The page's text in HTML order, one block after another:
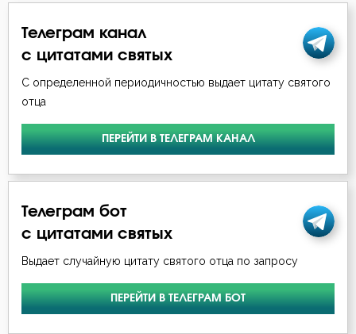
Телеграм канал
с цитатами святых
С определенной периодичностью выдает цитату святого
отца
ПЕРЕЙТИ В ТЕЛЕГРАМ КАНАЛ
Телеграм бот
с цитатами святых
Выдает случайную цитату святого отца по запросу
ПЕРЕЙТИ В ТЕЛЕГРАМ БОТ